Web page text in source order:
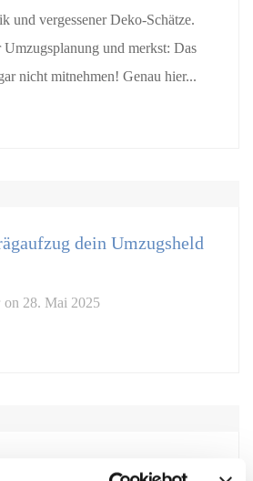
und vergessener Deko-Schätze.
und merkst: Das
nicht mitnehmen! Genau hier...
dein Umzugsheld
on 28. Mai 2025
Umzugskarton den